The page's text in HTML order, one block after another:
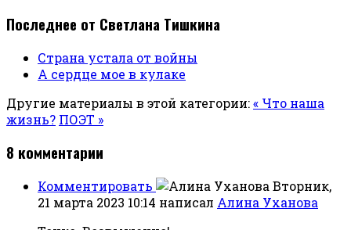
Последнее от Светлана Тишкина
Страна устала от войны
А сердце мое в кулаке
Другие материалы в этой категории:« Что наша
жизнь? ПОЭТ »
8 комментарии
Комментировать
Вторник,
21 марта 2023 10:14 написал Алина Уханова